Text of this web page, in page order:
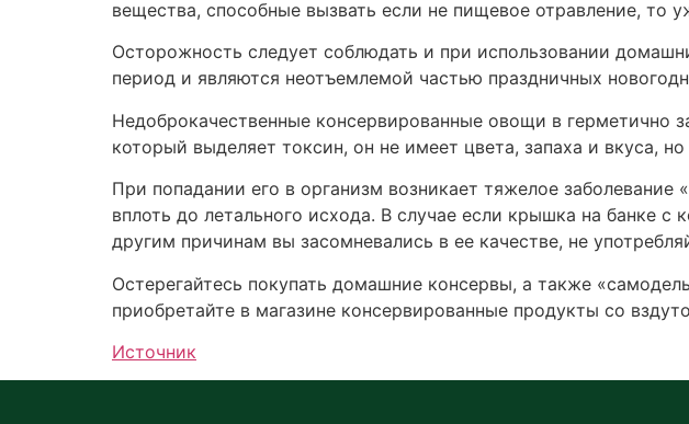
вещества, способные вызвать если не пищевое отравление, то
Осторожность следует соблюдать и при использовании
период и являются неотъемлемой частью праздничных
Недоброкачественные консервированные овощи в герметично
который выделяет токсин, он не имеет цвета, запаха и вкуса,
При попадании его в организм возникает тяжелое
вплоть до летального исхода. В случае если крышка на банке
другим причинам вы засомневались в ее качестве, не
Остерегайтесь покупать домашние консервы, а также
приобретайте в магазине консервированные продукты со
Источник